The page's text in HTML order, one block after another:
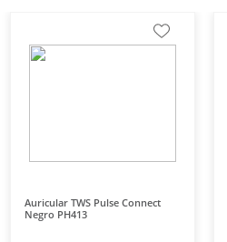
Auricular TWS Pulse Connect
Negro PH413